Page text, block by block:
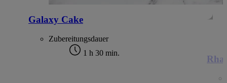
Galaxy Cake
Zubereitungsdauer
1 h 30 min.